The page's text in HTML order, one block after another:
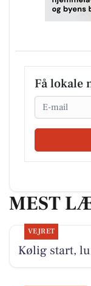
Få lokale
Email
MEST
VEJRET
Kølig start,